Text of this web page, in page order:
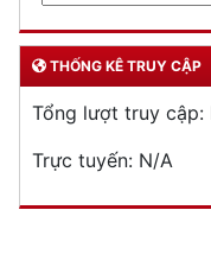
THỐNG KÊ TRUY CẬP
Tổng lượt truy cập:
Trực tuyến: N/A